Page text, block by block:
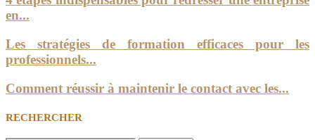
en...
Les stratégies de formation efficaces pour les
professionnels...
Comment réussir à maintenir le contact avec les...
RECHERCHER